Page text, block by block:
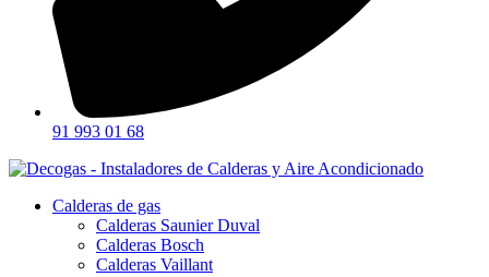
91 993 01 68
Calderas de gas
Calderas Saunier Duval
Calderas Bosch
Calderas Vaillant